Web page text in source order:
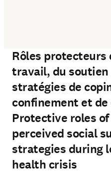
Rôles protecteurs
travail, du
stratégies de
confinement et
Protective roles
perceived social
strategies during
health crisis